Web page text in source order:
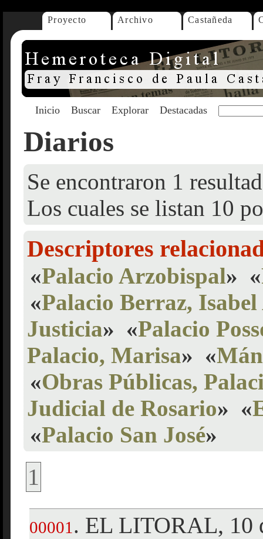
Proyecto Archivo Castañeda
Inicio Buscar Explorar Destacadas
Diarios
Se encontraron 1
Los cuales se listan 10
Descriptores
«Palacio Arzobispal» «
«Palacio Berraz,
Justicia» «Palacio
Palacio, Marisa» «
«Obras Públicas,
Judicial de Rosario» «
«Palacio San José»
1
00001 . EL LITORAL, 10